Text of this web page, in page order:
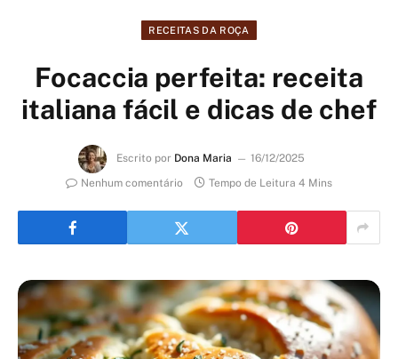
RECEITAS DA ROÇA
Focaccia perfeita: receita
italiana fácil e dicas de chef
Escrito por Dona Maria
16/12/2025
Nenhum comentário
Tempo de Leitura 4 Mins